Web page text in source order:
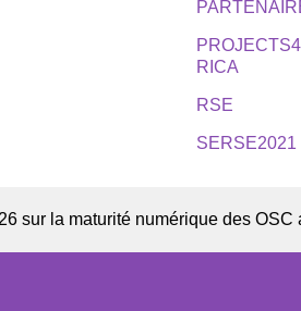
RICA
RSE
SERSE2021
maturité numérique des OSC